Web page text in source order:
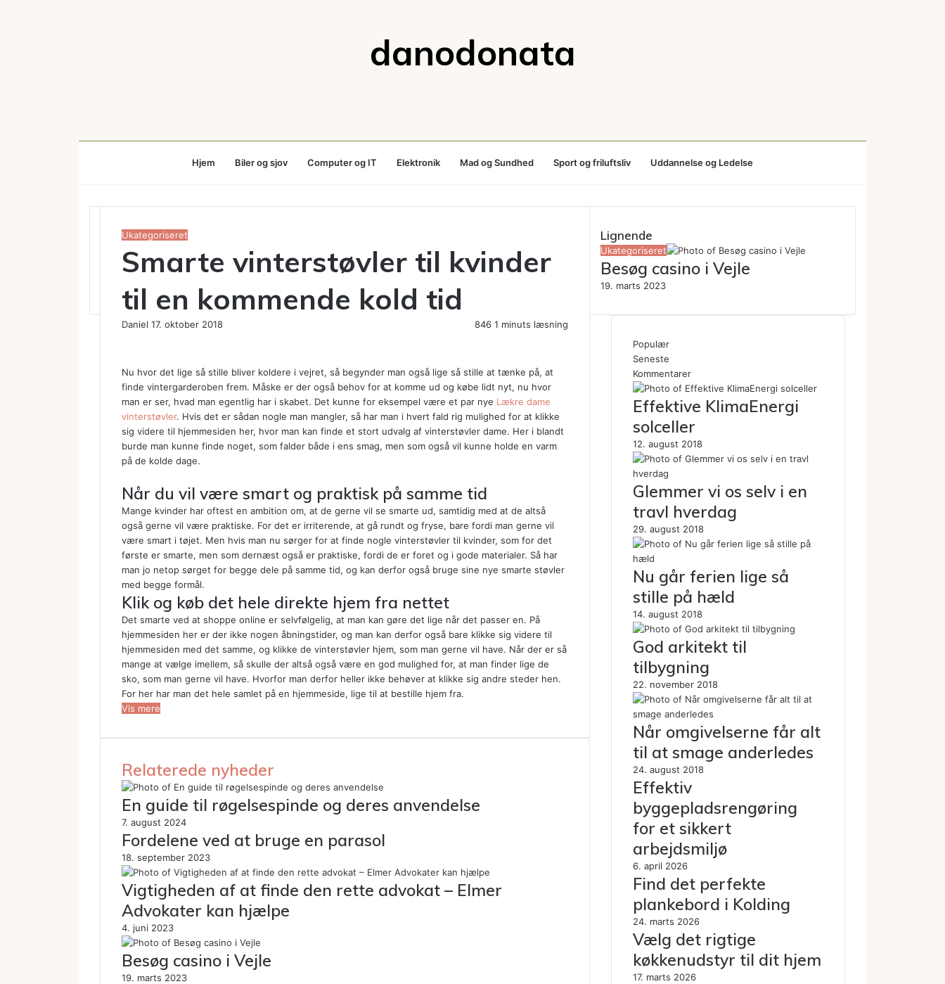
danodonata
Hjem Biler og sjov Computer og IT Elektronik Mad og Sundhed Sport og friluftsliv Uddannelse og Ledelse
Ukategoriseret
Smarte vinterstøvler til kvinder
til en kommende kold tid
Daniel 17. oktober 2018 846 1 minuts læsning
Nu hvor det lige så stille bliver koldere i vejret, så begynder man også lige så stille at tænke på, at
finde vintergarderoben frem. Måske er der også behov for at komme ud og købe lidt nyt, nu hvor
man er ser, hvad man egentlig har i skabet. Det kunne for eksempel være et par nye Lækre dame
vinterstøvler. Hvis det er sådan nogle man mangler, så har man i hvert fald rig mulighed for at klikke
sig videre til hjemmesiden her, hvor man kan finde et stort udvalg af vinterstøvler dame. Her i blandt
burde man kunne finde noget, som falder både i ens smag, men som også vil kunne holde en varm
på de kolde dage.
Når du vil være smart og praktisk på samme tid
Mange kvinder har oftest en ambition om, at de gerne vil se smarte ud, samtidig med at de altså
også gerne vil være praktiske. For det er irriterende, at gå rundt og fryse, bare fordi man gerne vil
være smart i tøjet. Men hvis man nu sørger for at finde nogle vinterstøvler til kvinder, som for det
første er smarte, men som dernæst også er praktiske, fordi de er foret og i gode materialer. Så har
man jo netop sørget for begge dele på samme tid, og kan derfor også bruge sine nye smarte støvler
med begge formål.
Klik og køb det hele direkte hjem fra nettet
Det smarte ved at shoppe online er selvfølgelig, at man kan gøre det lige når det passer en. På
hjemmesiden her er der ikke nogen åbningstider, og man kan derfor også bare klikke sig videre til
hjemmesiden med det samme, og klikke de vinterstøvler hjem, som man gerne vil have. Når der er så
mange at vælge imellem, så skulle der altså også være en god mulighed for, at man finder lige de
sko, som man gerne vil have. Hvorfor man derfor heller ikke behøver at klikke sig andre steder hen.
For her har man det hele samlet på en hjemmeside, lige til at bestille hjem fra.
Vis mere
Relaterede nyheder
En guide til røgelsespinde og deres anvendelse
7. august 2024
Fordelene ved at bruge en parasol
18. september 2023
Vigtigheden af at finde den rette advokat – Elmer
Advokater kan hjælpe
4. juni 2023
Besøg casino i Vejle
19. marts 2023
Lignende
Close
Ukategoriseret
Besøg casino i Vejle
19. marts 2023
Populær
Seneste
Kommentarer
Effektive KlimaEnergi
solceller
12. august 2018
Glemmer vi os selv i en
travl hverdag
29. august 2018
Nu går ferien lige så
stille på hæld
14. august 2018
God arkitekt til
tilbygning
22. november 2018
Når omgivelserne får alt
til at smage anderledes
24. august 2018
Effektiv
byggepladsrengøring
for et sikkert
arbejdsmiljø
6. april 2026
Find det perfekte
plankebord i Kolding
24. marts 2026
Vælg det rigtige
køkkenudstyr til dit hjem
17. marts 2026